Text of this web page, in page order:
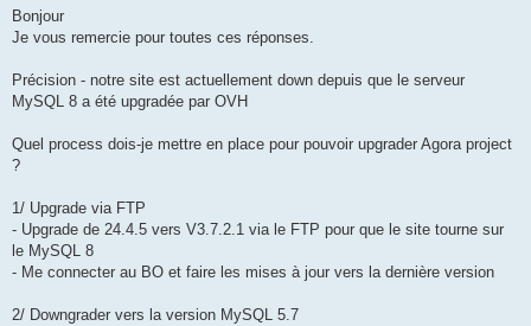
s
a
Bonjour
Je vous remercie pour toutes ces réponses.
Précision - notre site est actuellement down depuis que le serveur
MySQL 8 a été upgradée par OVH
Quel process dois-je mettre en place pour pouvoir upgrader Agora project
?
1/ Upgrade via FTP
- Upgrade de 24.4.5 vers V3.7.2.1 via le FTP pour que le site tourne sur
le MySQL 8
- Me connecter au BO et faire les mises à jour vers la dernière version
2/ Downgrader vers la version MySQL 5.7